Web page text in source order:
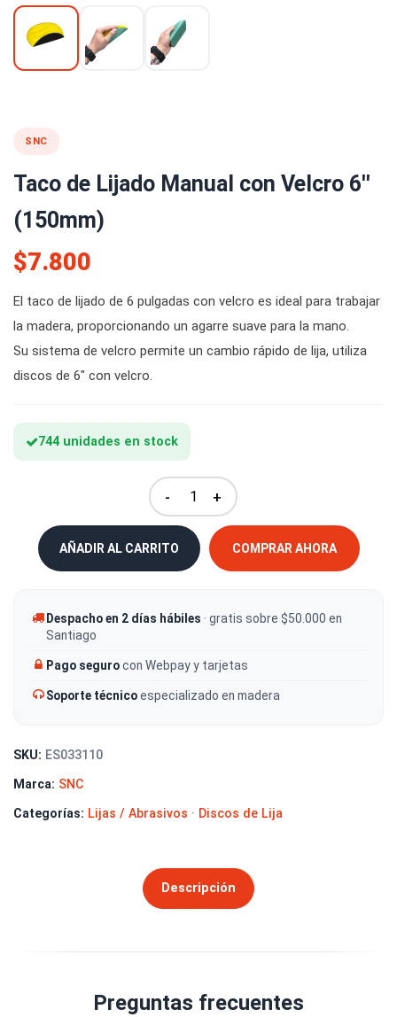
SNC
Taco de Lijado Manual con Velcro 6''
(150mm)
$7.800
El taco de lijado de 6 pulgadas con velcro es ideal para trabajar
la madera, proporcionando un agarre suave para la mano.
Su sistema de velcro permite un cambio rápido de lija, utiliza
discos de 6" con velcro.
744 unidades en stock
- +
AÑADIR AL CARRITO COMPRAR AHORA
Despacho en 2 días hábiles · gratis sobre $50.000 en
Santiago
Pago segurocon Webpay y tarjetas
Soporte técnicoespecializado en madera
SKU: ES033110
Marca: SNC
Categorías: Lijas / Abrasivos · Discos de Lija
Descripción
Preguntas frecuentes